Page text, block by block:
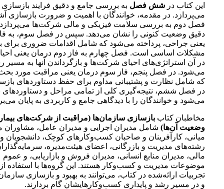
این کتاب در شش فصل به بررسی جامع و دقیق فرایند
می‌پردازد. در مقدمه، خوانندگان با اهمیت و ضرورت بازسازی
فصل دوم به بررسی سلامت فیزیکی و مالی شرکت‌ها می‌پردازد
دقیق وضعیت کنونی را نشان می‌دهد. سپس در فصل سوم، به
یعنی جراحی، پرداخته می‌شود که شامل اقدامات ضروری
مشکلات اساسی است. فصل چهارم به فاز دوم درمان یعنی
در آن استراتژی‌های احیای شرکت‌ها و بازگرداندن آنها به
می‌شود. در فصل پنجم، فاز سوم درمان یعنی مراقبت مورد
که شامل نظارت و پشتیبانی مداوم برای حفظ دستاوردهای
در فصل ششم، نتیجه‌گیری کلی از تمامی مراحل و دستاوردهای
می‌شود و خوانندگان را با دیدگاهی جامع و کاربردی به پایان
مخاطبان کتاب بازسازی سازمان‌ها (مراقبت از شرکت‌های بيمار
وضعيت آن‌‌ها) شامل مدیران اجرایی و مدیران عامل، مشاوران
میانی، کارآفرینان و صاحبان کسب‌وکارهای کوچک، دانشجویان
رشته‌های مدیریت و بازرگانی، اعضای هیئت‌مدیره،
مالی، مدیران منابع انسانی، مدیران فروش و بازاریابی، و عموم
موضوعات مدیریت و کسب‌وکار هستند. این گروه‌ها با استفاده از
تجربیات ارائه‌شده در کتاب، می‌توانند به بهبود و بازسازی
و در مسیر رشد و پایداری کسب‌وکارهایشان گام بردارند.